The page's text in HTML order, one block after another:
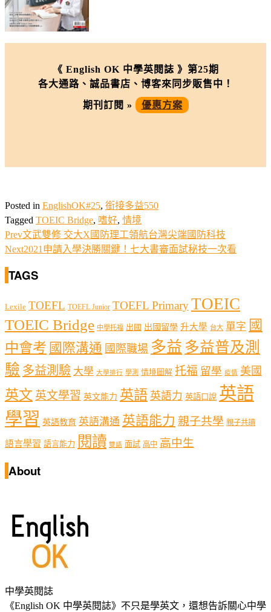
《 English OK 中學英閱誌 》第25期
各大通路、誠品書店、博客來同步販售中！
期刊訂閱 » 優惠方案
Posted in EnglishOK#25, 銜接多益550
Tagged TOEIC Bridge, 嗜好, 情境
Prev文武雙修 交大X國防理工領航台灣尖端國防科技
Next2021申請入學決勝關鍵！七大書審面試秘技一次看
TAGS
Lexile TOEFL TOEFL Junior TOEFL PrimaryTOEIC
TOEIC Bridge 中學托福 出國 出國留學 升大學 台大 單字 國
中會考 國際溝通 國際職場 多益 多益普及測
驗 多益測驗 大學 大學排行 學測 情境圖解 托福 留學 疫情 美國
英文 英文學習 英文能力 英語 英語力 英語口說 英語
學習 英語教育 英語溝通 英語能力 親子共學 親子共讀
語言學習 語言能力 閱讀 雙語 面試 高中 高中生
About
中學英閱誌
《English OK 中學英閱誌》不只是學英文，還想告訴關心中學